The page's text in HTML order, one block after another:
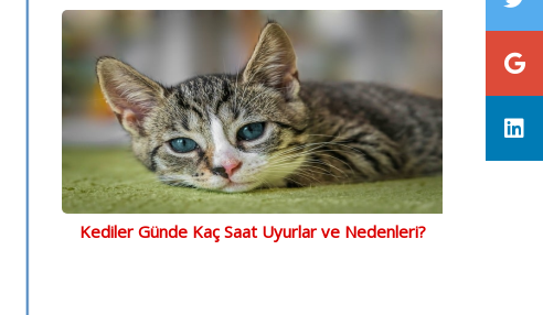
Kediler Günde Kaç Saat Uyurlar ve Nedenleri?